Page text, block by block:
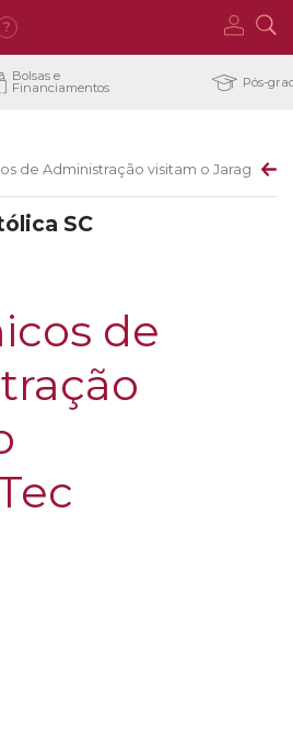
?
Bolsas e
Financiamentos Pós-
de Administração visitam o JaraguaTec
SC
de